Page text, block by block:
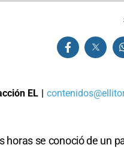
EL |
horas se conoció de un